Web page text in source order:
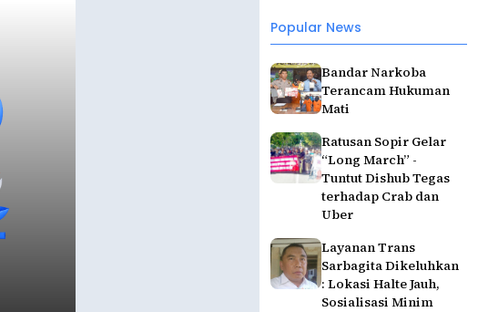
Popular News
Bandar Narkoba
Terancam Hukuman
Mati
Ratusan Sopir Gelar
“Long March” -
Tuntut Dishub Tegas
terhadap Crab dan
Uber
Layanan Trans
Sarbagita Dikeluhkan
: Lokasi Halte Jauh,
Sosialisasi Minim